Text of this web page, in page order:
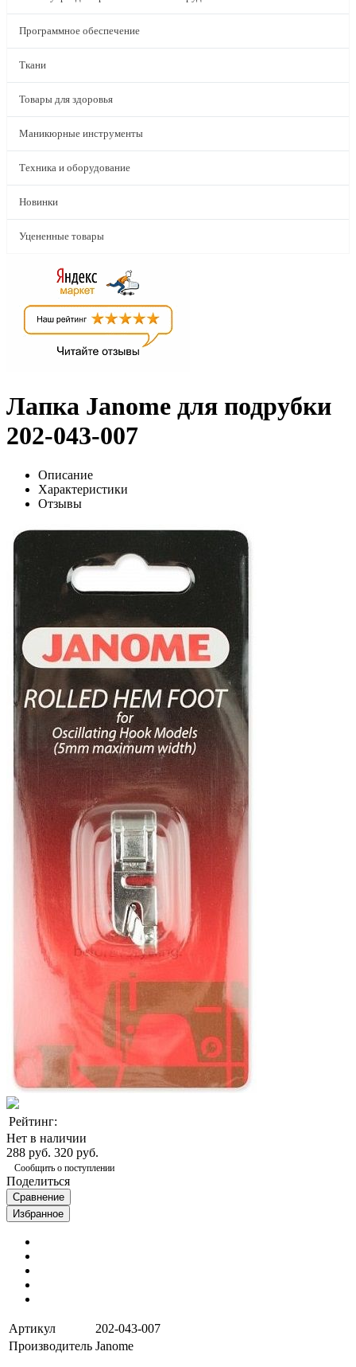
Программное обеспечение
Ткани
Товары для здоровья
Маникюрные инструменты
Техника и оборудование
Новинки
Уцененные товары
Лапка Janome для подрубки
202-043-007
Описание
Характеристики
Отзывы
Рейтинг:
Нет в наличии
288 руб. 320 руб.
Сообщить о поступлении
Поделиться
Сравнение
Избранное
Артикул
202-043-007
Производитель Janome